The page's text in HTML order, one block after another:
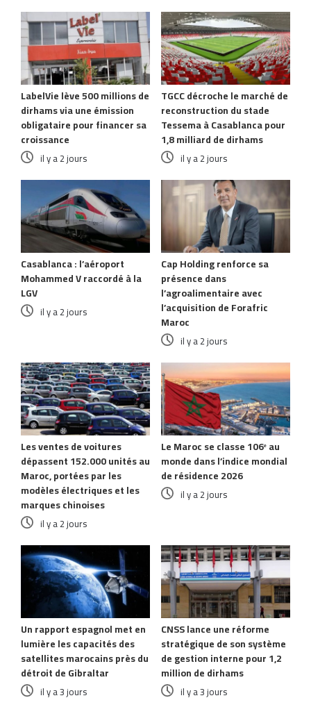
LabelVie lève 500 millions de
dirhams via une émission
obligataire pour financer sa
croissance
il y a 2 jours
TGCC décroche le marché de
reconstruction du stade
Tessema à Casablanca pour
1,8 milliard de dirhams
il y a 2 jours
Casablanca : l’aéroport
Mohammed V raccordé à la
LGV
il y a 2 jours
Cap Holding renforce sa
présence dans
l’agroalimentaire avec
l’acquisition de Forafric
Maroc
il y a 2 jours
Les ventes de voitures
dépassent 152.000 unités au
Maroc, portées par les
modèles électriques et les
marques chinoises
il y a 2 jours
Le Maroc se classe 106ᵉ au
monde dans l’indice mondial
de résidence 2026
il y a 2 jours
Un rapport espagnol met en
lumière les capacités des
satellites marocains près du
détroit de Gibraltar
il y a 3 jours
CNSS lance une réforme
stratégique de son système
de gestion interne pour 1,2
million de dirhams
il y a 3 jours